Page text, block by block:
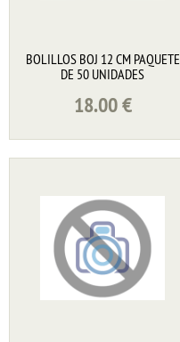
BOLILLOS BOJ 12 CM PAQUETE
DE 50 UNIDADES
18.00€